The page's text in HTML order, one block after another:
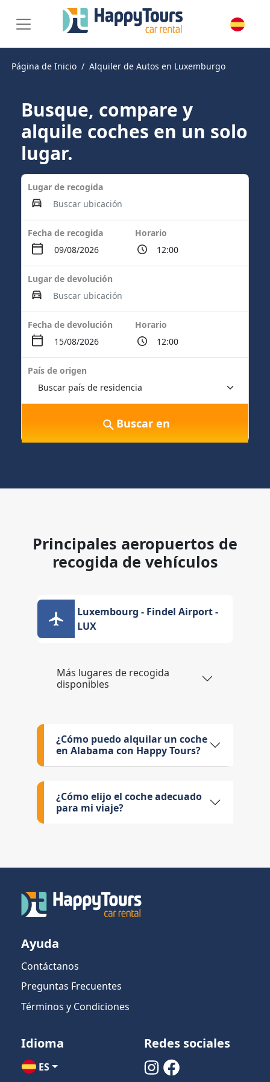
Página de Inicio Alquiler de Autos en Luxemburgo
Busque, compare y
alquile coches en un solo
lugar.
Lugar de recogida
Fecha de recogida Horario
Lugar de devolución
Fecha de devolución Horario
País de origen
Buscar en
Principales aeropuertos de
recogida de vehículos
Luxembourg - Findel Airport -
LUX
Más lugares de recogida
disponibles
¿Cómo puedo alquilar un coche
en Alabama con Happy Tours?
¿Cómo elijo el coche adecuado
para mi viaje?
Ayuda
Contáctanos
Preguntas Frecuentes
Términos y Condiciones
Idioma
ES
Redes sociales